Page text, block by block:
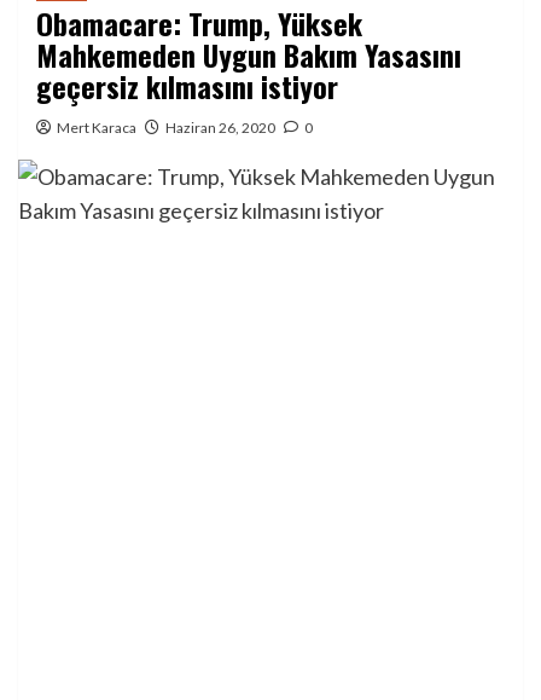
Obamacare: Trump, Yüksek
Mahkemeden Uygun Bakım Yasasını
geçersiz kılmasını istiyor
Mert Karaca Haziran 26, 2020 0